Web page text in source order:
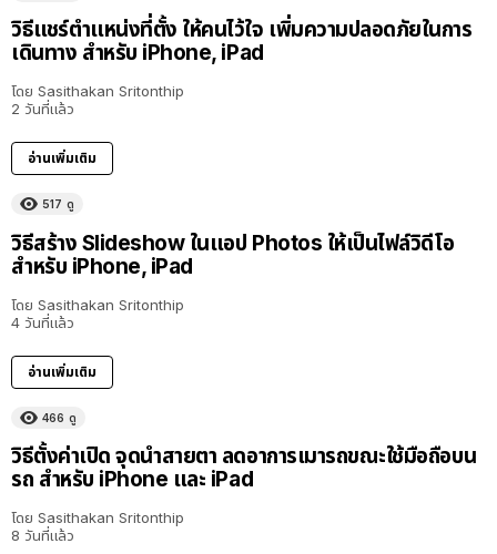
วิธีแชร์ตำแหน่งที่ตั้ง ให้คนไว้ใจ เพิ่มความปลอดภัยในการ
เดินทาง สำหรับ iPhone, iPad
โดย Sasithakan Sritonthip
2 วันที่แล้ว
อ่านเพิ่มเติม
517 ดู
วิธีสร้าง Slideshow ในแอป Photos ให้เป็นไฟล์วิดีโอ
สำหรับ iPhone, iPad
โดย Sasithakan Sritonthip
4 วันที่แล้ว
อ่านเพิ่มเติม
466 ดู
วิธีตั้งค่าเปิด จุดนำสายตา ลดอาการเมารถขณะใช้มือถือบน
รถ สำหรับ iPhone และ iPad
โดย Sasithakan Sritonthip
8 วันที่แล้ว